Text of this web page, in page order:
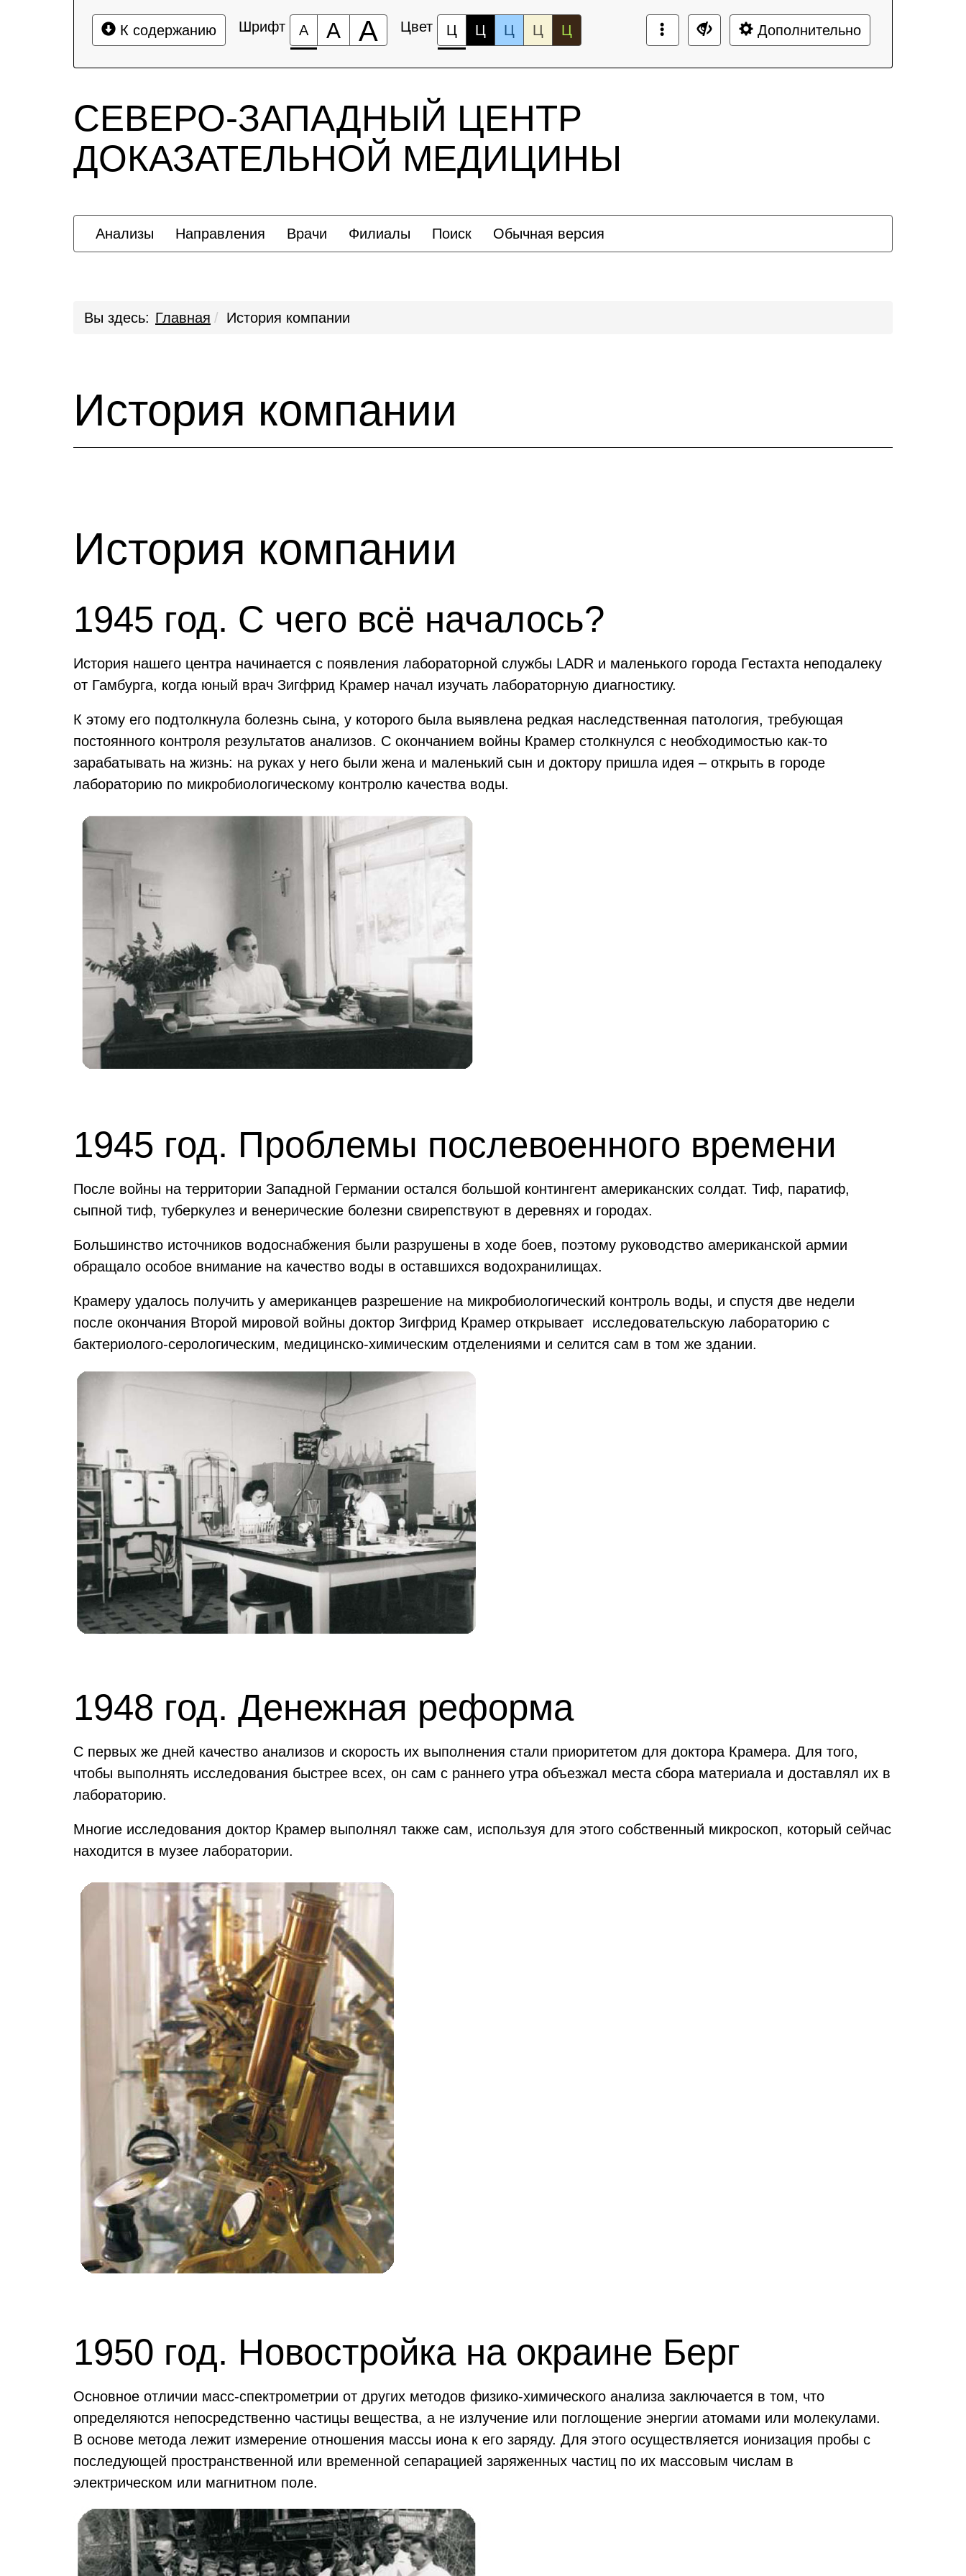
К содержанию Шрифт А А А Цвет Ц Ц Ц Ц Ц Дополнительно
СЕВЕРО-ЗАПАДНЫЙ ЦЕНТР
ДОКАЗАТЕЛЬНОЙ МЕДИЦИНЫ
Анализы Направления Врачи Филиалы Поиск Обычная версия
Вы здесь: Главная История компании
История компании
История компании
1945 год. С чего всё началось?
История нашего центра начинается с появления лабораторной службы LADR и маленького города Гестахта неподалеку
от Гамбурга, когда юный врач Зигфрид Крамер начал изучать лабораторную диагностику.
К этому его подтолкнула болезнь сына, у которого была выявлена редкая наследственная патология, требующая
постоянного контроля результатов анализов. С окончанием войны Крамер столкнулся с необходимостью как-то
зарабатывать на жизнь: на руках у него были жена и маленький сын и доктору пришла идея – открыть в городе
лабораторию по микробиологическому контролю качества воды.
1945 год. Проблемы послевоенного времени
После войны на территории Западной Германии остался большой контингент американских солдат. Тиф, паратиф,
сыпной тиф, туберкулез и венерические болезни свирепствуют в деревнях и городах.
Большинство источников водоснабжения были разрушены в ходе боев, поэтому руководство американской армии
обращало особое внимание на качество воды в оставшихся водохранилищах.
Крамеру удалось получить у американцев разрешение на микробиологический контроль воды, и спустя две недели
после окончания Второй мировой войны доктор Зигфрид Крамер открывает исследовательскую лабораторию с
бактериолого-серологическим, медицинско-химическим отделениями и селится сам в том же здании.
1948 год. Денежная реформа
С первых же дней качество анализов и скорость их выполнения стали приоритетом для доктора Крамера. Для того,
чтобы выполнять исследования быстрее всех, он сам с раннего утра объезжал места сбора материала и доставлял их в
лабораторию.
Многие исследования доктор Крамер выполнял также сам, используя для этого собственный микроскоп, который сейчас
находится в музее лаборатории.
1950 год. Новостройка на окраине Берг
Основное отличии масс-спектрометрии от других методов физико-химического анализа заключается в том, что
определяются непосредственно частицы вещества, а не излучение или поглощение энергии атомами или молекулами.
В основе метода лежит измерение отношения массы иона к его заряду. Для этого осуществляется ионизация пробы с
последующей пространственной или временной сепарацией заряженных частиц по их массовым числам в
электрическом или магнитном поле.